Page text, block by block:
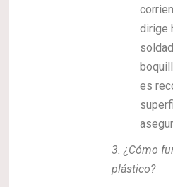
dirige
es
3.¿Cómo
plástico?